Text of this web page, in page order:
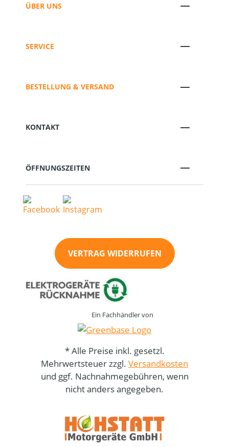
ÜBER UNS
SERVICE
BESTELLUNG & VERSAND
KONTAKT
ÖFFNUNGSZEITEN
VERTRAG WIDERRUFEN
Ein Fachhändler von
* Alle Preise inkl. gesetzl.
Mehrwertsteuer zzgl. Versandkosten
und ggf. Nachnahmegebühren, wenn
nicht anders angegeben.